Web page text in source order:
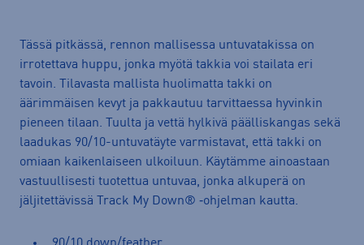
Tässä pitkässä, rennon mallisessa untuvatakissa on
irrotettava huppu, jonka myötä takkia voi stailata eri
tavoin. Tilavasta mallista huolimatta takki on
äärimmäisen kevyt ja pakkautuu tarvittaessa hyvinkin
pieneen tilaan. Tuulta ja vettä hylkivä päälliskangas sekä
laadukas 90/10-untuvatäyte varmistavat, että takki on
omiaan kaikenlaiseen ulkoiluun. Käytämme ainoastaan
vastuullisesti tuotettua untuvaa, jonka alkuperä on
jäljitettävissä Track My Down® ‑ohjelman kautta.